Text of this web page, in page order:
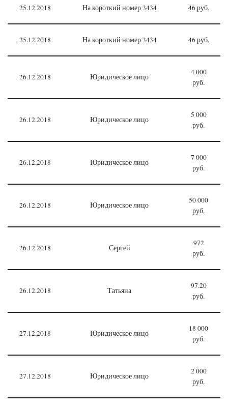
25.12.2018 На короткий номер 3434 46 руб.
25.12.2018 На короткий номер 3434 46 руб.
26.12.2018 Юридическое лицо
4 000
руб.
26.12.2018 Юридическое лицо
5 000
руб.
26.12.2018 Юридическое лицо
7 000
руб.
26.12.2018 Юридическое лицо
50 000
руб.
26.12.2018 Сергей
972
руб.
26.12.2018 Татьяна
97.20
руб.
27.12.2018 Юридическое лицо
18 000
руб.
27.12.2018 Юридическое лицо
2 000
руб.